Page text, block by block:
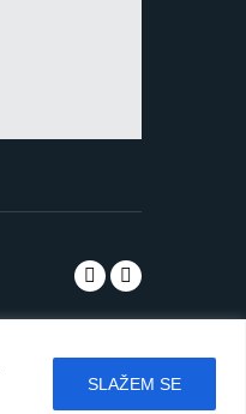
SLAŽEM SE